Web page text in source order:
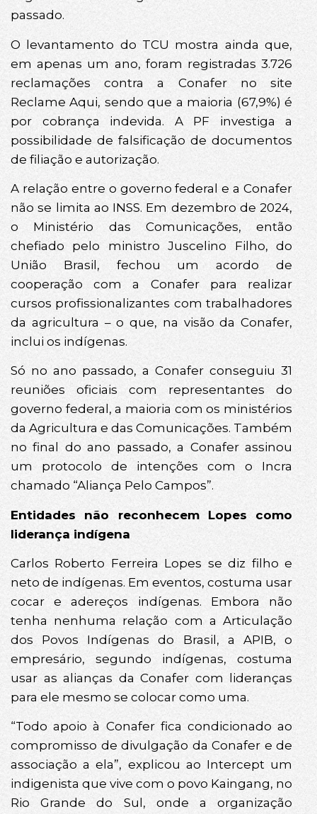
passado.
O levantamento do TCU mostra ainda que,
em apenas um ano, foram registradas 3.726
reclamações contra a Conafer no site
Reclame Aqui, sendo que a maioria (67,9%) é
por cobrança indevida. A PF investiga a
possibilidade de falsificação de documentos
de filiação e autorização.
A relação entre o governo federal e a Conafer
não se limita ao INSS. Em dezembro de 2024,
o Ministério das Comunicações, então
chefiado pelo ministro Juscelino Filho, do
União Brasil, fechou um acordo de
cooperação com a Conafer para realizar
cursos profissionalizantes com trabalhadores
da agricultura – o que, na visão da Conafer,
inclui os indígenas.
Só no ano passado, a Conafer conseguiu 31
reuniões oficiais com representantes do
governo federal, a maioria com os ministérios
da Agricultura e das Comunicações. Também
no final do ano passado, a Conafer assinou
um protocolo de intenções com o Incra
chamado “Aliança Pelo Campos”.
Entidades não reconhecem Lopes como
liderança indígena
Carlos Roberto Ferreira Lopes se diz filho e
neto de indígenas. Em eventos, costuma usar
cocar e adereços indígenas. Embora não
tenha nenhuma relação com a Articulação
dos Povos Indígenas do Brasil, a APIB, o
empresário, segundo indígenas, costuma
usar as alianças da Conafer com lideranças
para ele mesmo se colocar como uma.
“Todo apoio à Conafer fica condicionado ao
compromisso de divulgação da Conafer e de
associação a ela”, explicou ao Intercept um
indigenista que vive com o povo Kaingang, no
Rio Grande do Sul, onde a organização